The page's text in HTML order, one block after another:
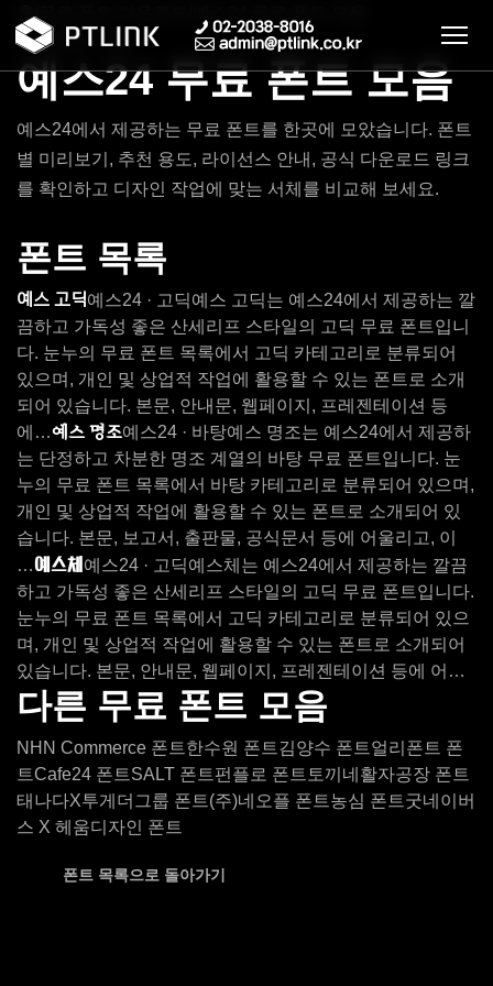
홈/
무료 폰트 모음
예스24 무료 폰트 모음
예스24에서 제공하는 무료 폰트를 한곳에 모았습니다. 폰트
별 미리보기, 추천 용도, 라이선스 안내, 공식 다운로드 링크
를 확인하고 디자인 작업에 맞는 서체를 비교해 보세요.
폰트 목록
예스 고딕예스24 · 고딕예스 고딕는 예스24에서 제공하는 깔
끔하고 가독성 좋은 산세리프 스타일의 고딕 무료 폰트입니
다. 눈누의 무료 폰트 목록에서 고딕 카테고리로 분류되어
있으며, 개인 및 상업적 작업에 활용할 수 있는 폰트로 소개
되어 있습니다. 본문, 안내문, 웹페이지, 프레젠테이션 등
에…예스 명조예스24 · 바탕예스 명조는 예스24에서 제공하
는 단정하고 차분한 명조 계열의 바탕 무료 폰트입니다. 눈
누의 무료 폰트 목록에서 바탕 카테고리로 분류되어 있으며,
개인 및 상업적 작업에 활용할 수 있는 폰트로 소개되어 있
습니다. 본문, 보고서, 출판물, 공식문서 등에 어울리고, 이
…예스체 예스24 · 고딕예스체는 예스24에서 제공하는 깔끔
하고 가독성 좋은 산세리프 스타일의 고딕 무료 폰트입니다.
눈누의 무료 폰트 목록에서 고딕 카테고리로 분류되어 있으
며, 개인 및 상업적 작업에 활용할 수 있는 폰트로 소개되어
있습니다. 본문, 안내문, 웹페이지, 프레젠테이션 등에 어…
다른 무료 폰트 모음
NHN Commerce 폰트 한수원 폰트 김양수 폰트 얼리폰트 폰
트Cafe24 폰트 SALT 폰트 펀플로 폰트 토끼네활자공장 폰트
태나다X투게더그룹 폰트 (주)네오플 폰트 농심 폰트 굿네이버
스 X 헤움디자인 폰트
폰트 목록으로 돌아가기